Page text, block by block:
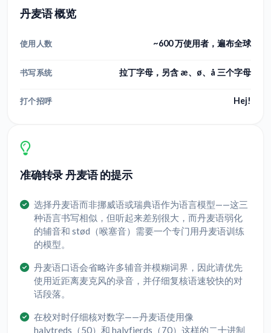
丹麦语 概览
使用人数 ~600 万使用者，遍布全球
书写系统 拉丁字母，另含 æ、ø、å 三个字母
打个招呼 Hej!
准确转录 丹麦语 的提示
选择丹麦语而非挪威语或瑞典语作为语言模型——这三
种语言书写相似，但听起来差别很大，而丹麦语弱化
的辅音和 stød（喉塞音）需要一个专门用丹麦语训练
的模型。
丹麦语口语会省略许多辅音并模糊词界，因此请优先
使用近距离麦克风的录音，并仔细复核语速较快的对
话段落。
在校对时仔细核对数字——丹麦语使用像
halvtreds（50）和 halvfjerds（70）这样的二十进制